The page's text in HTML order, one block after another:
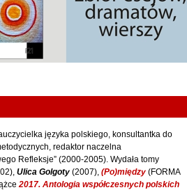
języka polskiego, konsultantka do
redaktor naczelna
Refleksje” (2000-2005). Wydała tomy
Ulica Golgoty (2007), (Po)między (FORMA
2017. Antologia współczesnych polskich